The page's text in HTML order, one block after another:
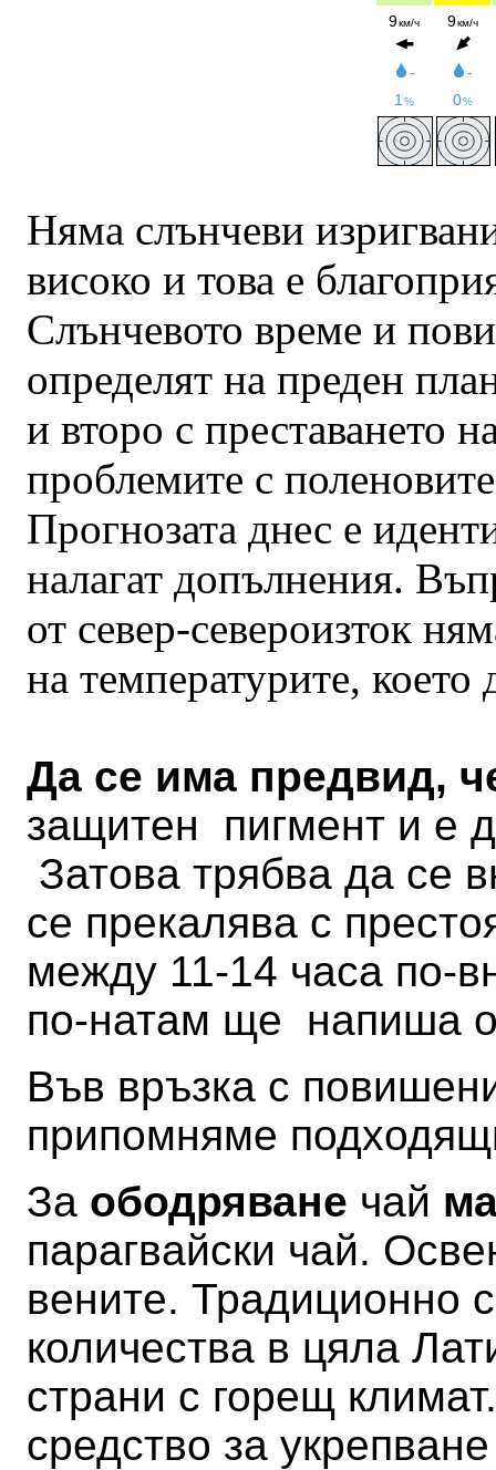
Няма слънчеви
високо и това е
Слънчевото време и
определят на преден
и второ с преставането
проблемите с
Прогнозата днес е
налагат допълнения.
от север-североизток
на температурите,
Да се има предвид,
защитен пигмент и е
Затова трябва да се
се прекалява с
между 11-14 часа по-
по-натам ще напиша
Във връзка с
припомняме
За ободряване чай
парагвайски чай.
вените. Традиционно
количества в цяла
страни с горещ
средство за